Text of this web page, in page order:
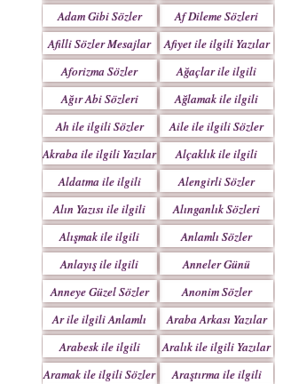
Adam Gibi Sözler
Mesajlar
Af Dileme Sözleri
Mesajları
Afilli Sözler Mesajlar
Afiyet ile ilgili Yazılar
Aforizma Sözler
Mesajlar
Ağaçlar ile ilgili
Yazılar
Ağır Abi Sözleri
Mesajları
Ağlamak ile ilgili
Yazılar
Ah ile ilgili Sözler
Aile ile ilgili Sözler
Akraba ile ilgili Yazılar
Alçaklık ile ilgili
Yazılar
Aldatma ile ilgili
Yazıları
Alengirli Sözler
Mesajlar
Alın Yazısı ile ilgili
Sözler
Alınganlık Sözleri
Alışmak ile ilgili
Yazılar
Anlamlı Sözler
Mesajlar
Anlayış ile ilgili
Yazılar
Anneler Günü
Mesajları
Anneye Güzel Sözler
Anonim Sözler
Ar ile ilgili Anlamlı
Sözler
Araba Arkası Yazılar
Arabesk ile ilgili
Yazılar
Aralık ile ilgili Yazılar
Aramak ile ilgili Sözler
Araştırma ile ilgili